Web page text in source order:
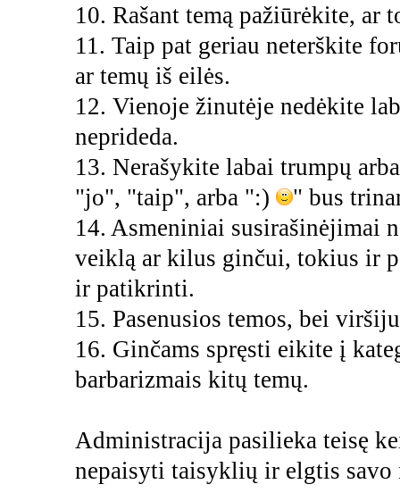
10. Rašant temą pažiūrėkite, ar
11. Taip pat geriau neterškite
ar temų iš eilės.
12. Vienoje žinutėje nedėkite
neprideda.
13. Nerašykite labai trumpų
"jo", "taip", arba ":)
" bus
14. Asmeniniai susirašinėjimai
veiklą ar kilus ginčui, tokius ir
ir patikrinti.
15. Pasenusios temos, bei
16. Ginčams spręsti eikite į
barbarizmais kitų temų.
Administracija pasilieka teisę
nepaisyti taisyklių ir elgtis savo